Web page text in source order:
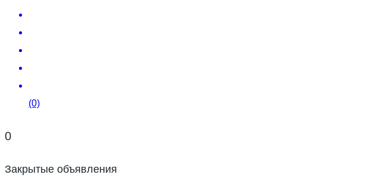
(0)
0
Закрытые объявления